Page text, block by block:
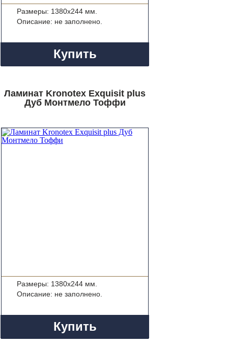
Размеры: 1380x244 мм.
Описание: не заполнено.
Купить
Ламинат Kronotex Exquisit plus
Дуб Монтмело Тоффи
Размеры: 1380x244 мм.
Описание: не заполнено.
Купить